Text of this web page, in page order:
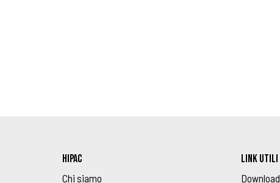
HIPAC
Chi siamo
LINK UTILI
Download